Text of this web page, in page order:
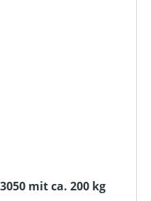
mit ca. 200 kg